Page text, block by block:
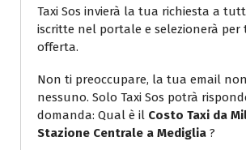
Taxi Sos invierà la tua richiesta a
iscritte nel portale e selezionerà per
offerta.
Non ti preoccupare, la tua email
nessuno. Solo Taxi Sos potrà
domanda: Qual è il Costo Taxi da
Stazione Centrale a Mediglia ?